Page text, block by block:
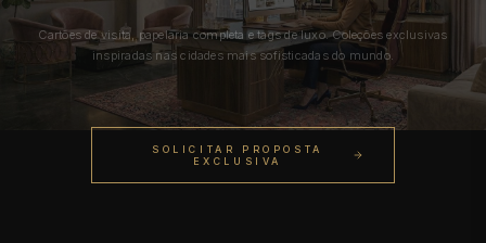
Cartões de visita, papelaria completa e tags de luxo. Coleções exclusivas
inspiradas nas cidades mais sofisticadas do mundo.
SOLICITAR PROPOSTA
EXCLUSIVA